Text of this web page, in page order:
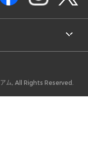
ム, All Rights Reserved.